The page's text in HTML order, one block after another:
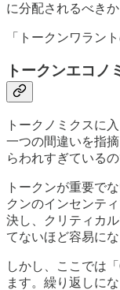
に分配されるべきか
「トークンワラン
トークンエコノ
トークノミクスに
一つの間違いを指
らわれすぎているの
トークンが重要で
クンのインセンテ
決し、クリティカ
てないほど容易にな
しかし、ここでは
ます。繰り返しに